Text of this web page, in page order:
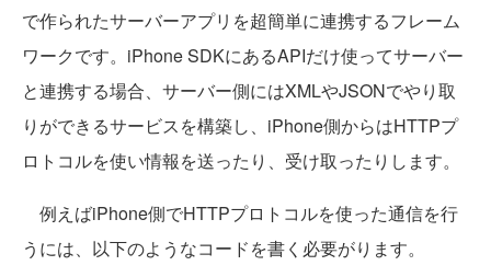
で作られたサーバーアプリを超簡単に連携するフレーム
ワークです。iPhone SDKにあるAPIだけ使ってサーバー
と連携する場合、サーバー側にはXMLやJSONでやり取
りができるサービスを構築し、iPhone側からはHTTPプ
ロトコルを使い情報を送ったり、受け取ったりします。
例えばiPhone側でHTTPプロトコルを使った通信を行
うには、以下のようなコードを書く必要がります。